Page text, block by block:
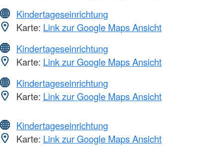
Kindertageseinrichtung
Karte: Link zur Google Maps Ansicht
Kindertageseinrichtung
Karte: Link zur Google Maps Ansicht
Kindertageseinrichtung
Karte: Link zur Google Maps Ansicht
Kindertageseinrichtung
Karte: Link zur Google Maps Ansicht